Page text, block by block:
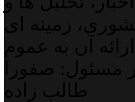
زمینه ای
آن به عموم
مسئول: صفورا
طالب زاده